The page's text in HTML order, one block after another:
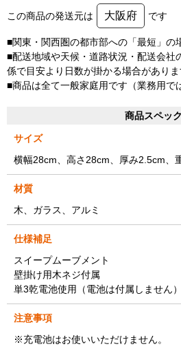
この商品の発送元は 大阪府 です
■関東・関西圏の都市部への「最短」の
■配送地域や天候・道路状況・配送会社
係で目安より日数が掛かる場合がありま
■商品は全て一般家庭用です（業務用で
商品スペック
サイズ
横幅28cm、高さ28cm、厚み2.5cm、
材質
木、ガラス、アルミ
仕様補足
スイープムーブメント
壁掛け用木ネジ付属
単3乾電池使用（電池は付属しません）
注意事項
※充電池はお使いいただけません。